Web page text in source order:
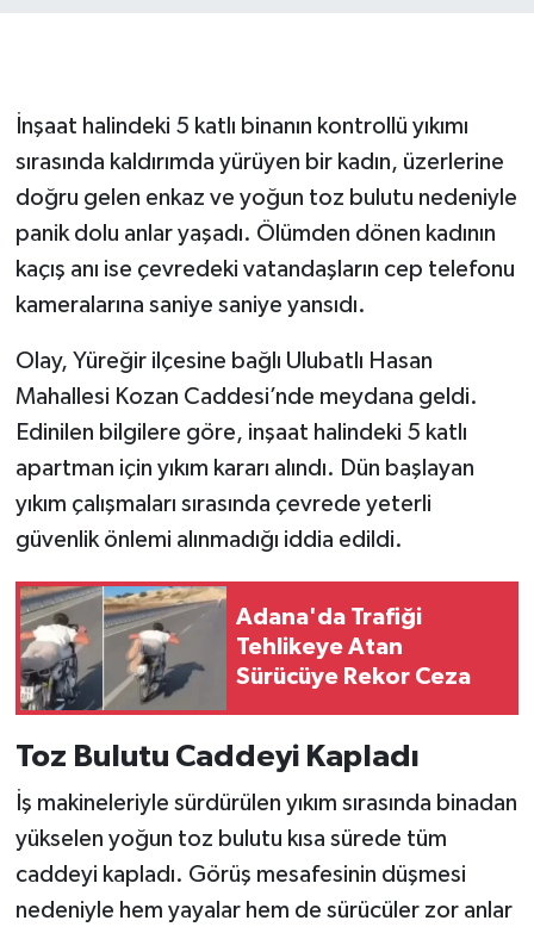
İnşaat halindeki 5 katlı binanın kontrollü yıkımı
sırasında kaldırımda yürüyen bir kadın, üzerlerine
doğru gelen enkaz ve yoğun toz bulutu nedeniyle
panik dolu anlar yaşadı. Ölümden dönen kadının
kaçış anı ise çevredeki vatandaşların cep telefonu
kameralarına saniye saniye yansıdı.
Olay, Yüreğir ilçesine bağlı Ulubatlı Hasan
Mahallesi Kozan Caddesi’nde meydana geldi.
Edinilen bilgilere göre, inşaat halindeki 5 katlı
apartman için yıkım kararı alındı. Dün başlayan
yıkım çalışmaları sırasında çevrede yeterli
güvenlik önlemi alınmadığı iddia edildi.
Adana'da Trafiği
Tehlikeye Atan
Sürücüye Rekor Ceza
Toz Bulutu Caddeyi Kapladı
İş makineleriyle sürdürülen yıkım sırasında binadan
yükselen yoğun toz bulutu kısa sürede tüm
caddeyi kapladı. Görüş mesafesinin düşmesi
nedeniyle hem yayalar hem de sürücüler zor anlar